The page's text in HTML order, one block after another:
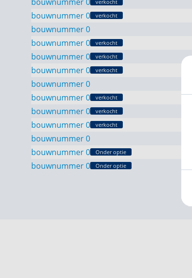
verkocht
bouwnummer 0
verkocht
bouwnummer 0
bouwnummer 0
verkocht
bouwnummer 0
verkocht
bouwnummer 0
verkocht
bouwnummer 0
bouwnummer 0
verkocht
bouwnummer 0
verkocht
bouwnummer 0
verkocht
bouwnummer 0
bouwnummer 0
Onder optie
bouwnummer 0
Onder optie